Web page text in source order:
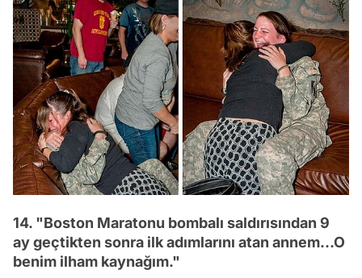
14. "Boston Maratonu bombalı saldırısından 9
ay geçtikten sonra ilk adımlarını atan annem...O
benim ilham kaynağım."